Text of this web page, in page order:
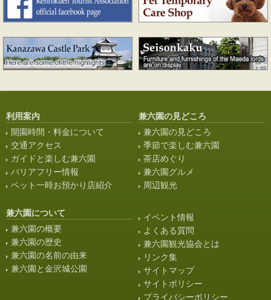
利用案内
開園時間・料金について
交通アクセス
ガイドと楽しむ兼六園
バリアフリー情報
ペット一時お預かり店紹介
兼六園の見どころ
兼六園の見どころ
季節で楽しむ兼六園
茶店めぐり
兼六園グルメ
周辺観光
兼六園について
兼六園の概要
兼六園の歴史
兼六園の名前の由来
兼六園と金沢城公園
イベント情報
よくある質問
兼六園観光協会とは
リンク集
サイトマップ
サイトポリシー
プライバシーポリシー